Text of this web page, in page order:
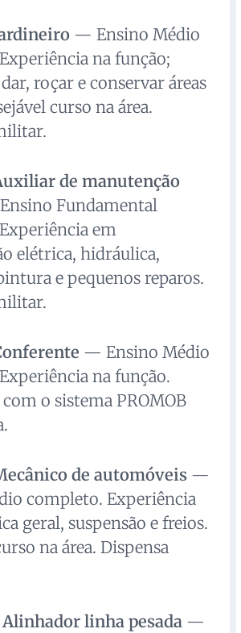
— Ensino Médio
na função;
roçar e conservar áreas
curso na área.
de manutenção
Fundamental
em
elétrica, hidráulica,
e pequenos reparos.
— Ensino Médio
na função.
o sistema PROMOB
de automóveis —
completo. Experiência
geral, suspensão e freios.
na área. Dispensa
Alinhador linha pesada —